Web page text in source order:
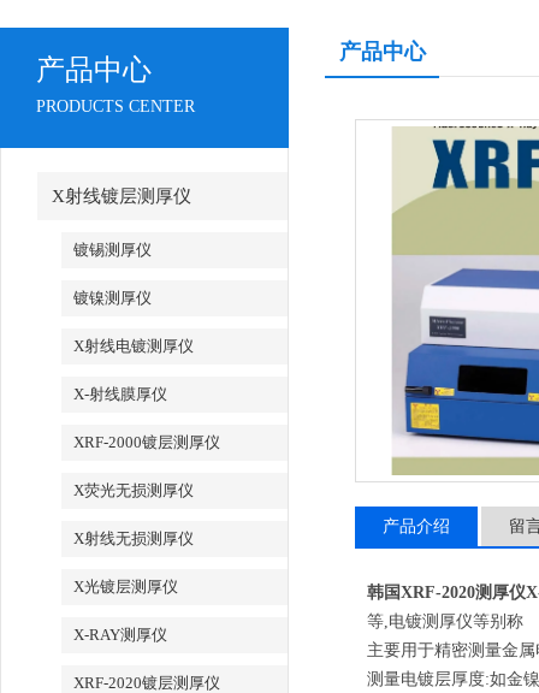
产品中心
PRODUCTS CENTER
X射线镀层测厚仪
镀锡测厚仪
镀镍测厚仪
X射线电镀测厚仪
X-射线膜厚仪
XRF-2000镀层测厚仪
X荧光无损测厚仪
X射线无损测厚仪
X光镀层测厚仪
X-RAY测厚仪
XRF-2020镀层测厚仪
产品中心
产品介绍 留
韩国XRF-2020测厚仪
等,电镀测厚仪等别称
主要用于精密测量金
测量电镀层厚度:如金